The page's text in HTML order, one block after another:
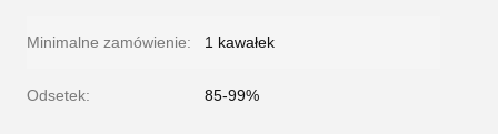
Minimalne zamówienie: 1 kawałek
Odsetek: 85-99%